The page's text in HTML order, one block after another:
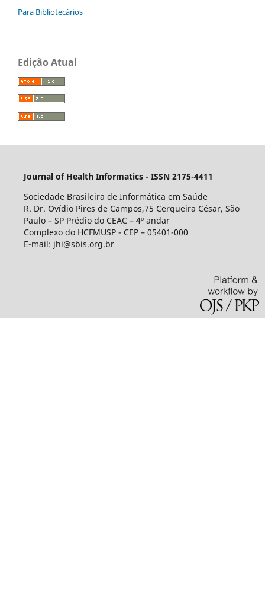
Para Bibliotecários
Edição Atual
Journal of Health Informatics - ISSN 2175-4411
Sociedade Brasileira de Informática em Saúde
R. Dr. Ovídio Pires de Campos,75 Cerqueira César, São
Paulo – SP Prédio do CEAC – 4º andar
Complexo do HCFMUSP - CEP – 05401-000
E-mail: jhi@sbis.org.br